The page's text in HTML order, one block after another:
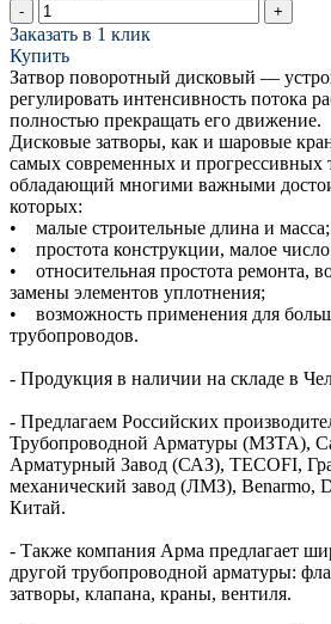
- +
Заказать в 1 клик
Купить
Затвор поворотный дисковый —
регулировать интенсивность потока
полностью прекращать его движение.
Дисковые затворы, как и шаровые
самых современных и прогрессивных
обладающий многими важными
которых:
• малые строительные длина и масса;
• простота конструкции, малое число
• относительная простота ремонта,
замены элементов уплотнения;
• возможность применения для
трубопроводов.
- Продукция в наличии на складе в
- Предлагаем Российских
Трубопроводной Арматуры (МЗТА),
Арматурный Завод (САЗ), TECOFI,
механический завод (ЛМЗ), Benarmo,
Китай.
- Также компания Арма предлагает
другой трубопроводной арматуры:
затворы, клапана, краны, вентиля.